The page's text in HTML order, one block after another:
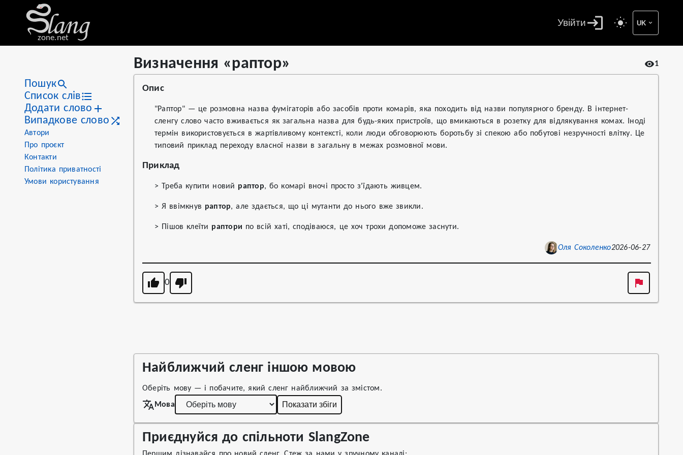
zone.net
Увійти UK
Пошук
Список слів
Додати слово
Випадкове слово
Автори
Про проєкт
Контакти
Політика приватності
Умови користування
Визначення «раптор»
1
Визначення «раптор»
Stat
Value
Views
1
Definitions
First seen
2026
Опис
"Раптор" — це розмовна назва фумігаторів або засобів проти комарів, яка походить від назви популярного бренду. В інтернет-
сленгу слово часто вживається як загальна назва для будь-яких пристроїв, що вмикаються в розетку для відлякування комах. Іноді
термін використовується в жартівливому контексті, коли люди обговорюють боротьбу зі спекою або побутові незручності влітку. Це
типовий приклад переходу власної назви в загальну в межах розмовної мови.
Приклад
> Треба купити новий раптор, бо комарі вночі просто з'їдають живцем.
> Я ввімкнув раптор, але здається, що ці мутанти до нього вже звикли.
> Пішов клеїти раптори по всій хаті, сподіваюся, це хоч трохи допоможе заснути.
Оля Соколенко2026-06-27
0
Найближчий сленг іншою мовою
Оберіть мову — і побачите, який сленг найближчий за змістом.
Мова
Показати збіги
Приєднуйся до спільноти SlangZone